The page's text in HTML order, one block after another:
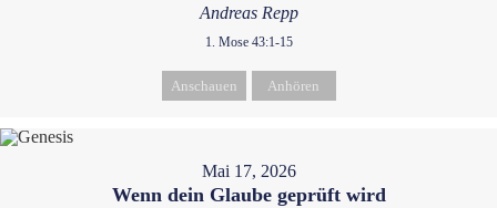
Andreas Repp
1. Mose 43:1-15
Anschauen Anhören
Mai 17, 2026
Wenn dein Glaube geprüft wird